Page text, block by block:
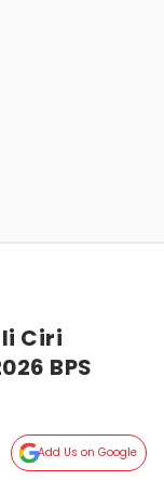
Ciri
BPS
Add Us on Google